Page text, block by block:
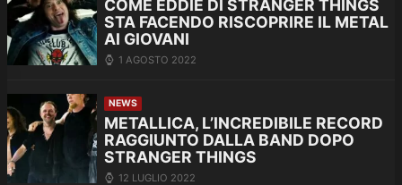
COME EDDIE DI STRANGER THINGS
STA FACENDO RISCOPRIRE IL METAL
AI GIOVANI
1 AGOSTO 2022
NEWS
METALLICA, L’INCREDIBILE RECORD
RAGGIUNTO DALLA BAND DOPO
STRANGER THINGS
12 LUGLIO 2022